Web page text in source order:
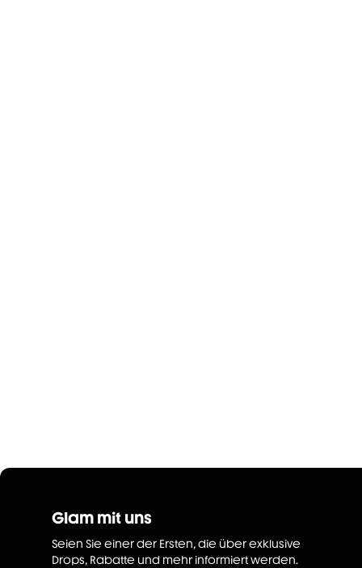
Glam mit uns
Seien Sie einer der Ersten, die über exklusive
Drops, Rabatte und mehr informiert werden.